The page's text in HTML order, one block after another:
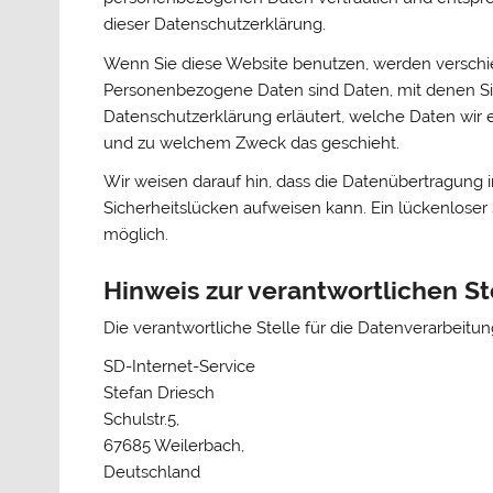
dieser Datenschutzerklärung.
Wenn Sie diese Website benutzen, werden
Personenbezogene Daten sind Daten, mit denen
Datenschutzerklärung erläutert, welche Daten wir
und zu welchem Zweck das geschieht.
Wir weisen darauf hin, dass die
Sicherheitslücken aufweisen kann. Ein
möglich.
Hinweis zur verantwortlichen
Die verantwortliche Stelle für die
SD-Internet-Service
Stefan Driesch
Schulstr.5,
67685 Weilerbach,
Deutschland